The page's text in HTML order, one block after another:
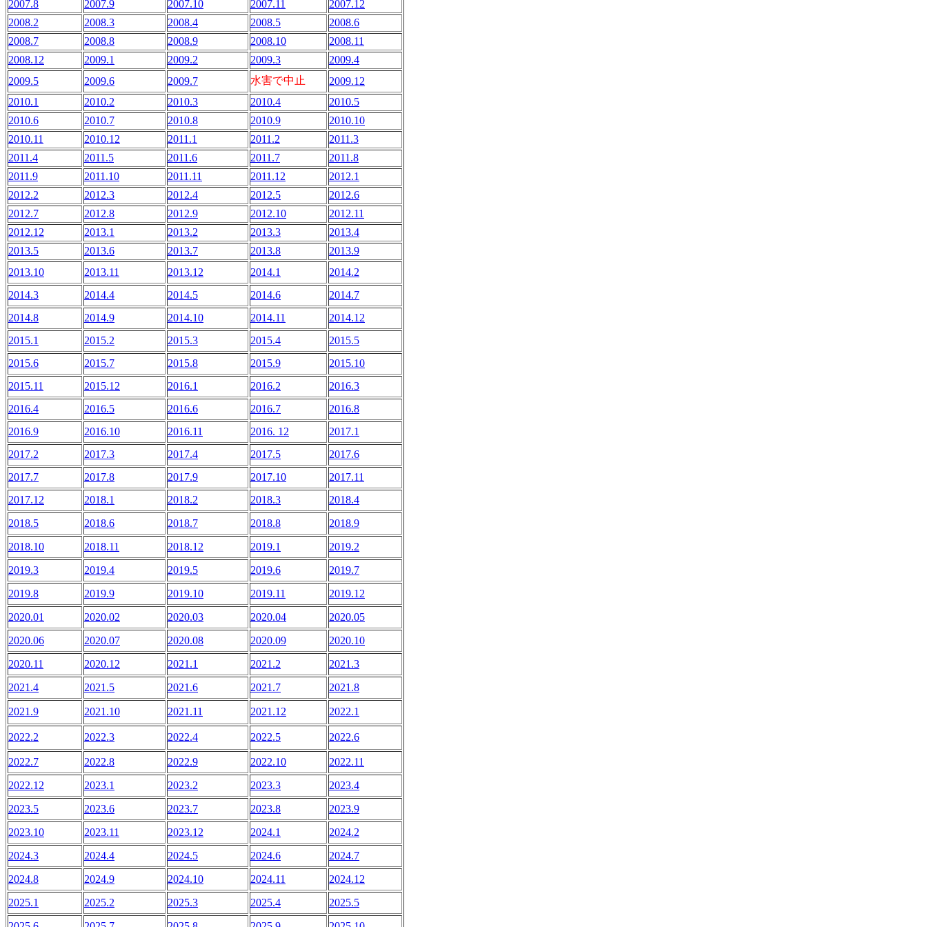
2007.8 2007.9 2007.10 2007.11
2007.12
2008.2
2008.3 2008.4 2008.5
2008.6
2008.7
2008.8 2008.9 2008.10
2008.11
2008.12
2009.1 2009.2 2009.3
2009.4
2009.5
2009.6 2009.7 水害で中止
2009.12
2010.1
2010.2 2010.3 2010.4
2010.5
2010.6
2010.7 2010.8 2010.9
2010.10
2010.11
2010.12 2011.1 2011.2
2011.3
2011.4
2011.5 2011.6 2011.7
2011.8
2011.9
2011.10 2011.11 2011.12
2012.1
2012.2
2012.3 2012.4 2012.5
2012.6
2012.7
2012.8 2012.9 2012.10
2012.11
2012.12
2013.1 2013.2 2013.3
2013.4
2013.5
2013.6 2013.7 2013.8
2013.9
2013.10
2013.11 2013.12 2014.1
2014.2
2014.3
2014.4 2014.5 2014.6
2014.7
2014.8
2014.9 2014.10 2014.11
2014.12
2015.1
2015.2 2015.3 2015.4
2015.5
2015.6
2015.7 2015.8 2015.9
2015.10
2015.11
2015.12 2016.1 2016.2
2016.3
2016.4
2016.5 2016.6 2016.7
2016.8
2016.9
2016.10 2016.11 2016. 12
2017.1
2017.2
2017.3 2017.4 2017.5
2017.6
2017.7
2017.8 2017.9 2017.10
2017.11
2017.12
2018.1 2018.2 2018.3
2018.4
2018.5
2018.6 2018.7 2018.8
2018.9
2018.10
2018.11 2018.12 2019.1
2019.2
2019.3
2019.4 2019.5 2019.6
2019.7
2019.8
2019.9 2019.10 2019.11
2019.12
2020.01
2020.02 2020.03 2020.04
2020.05
2020.06
2020.07 2020.08 2020.09
2020.10
2020.11
2020.12 2021.1 2021.2
2021.3
2021.4
2021.5 2021.6 2021.7 2021.8
2021.9 2021.10 2021.11 2021.12 2022.1
2022.2 2022.3 2022.4 2022.5 2022.6
2022.7 2022.8 2022.9 2022.10
2022.11
2022.12
2023.1 2023.2 2023.3
2023.4
2023.5
2023.6 2023.7 2023.8
2023.9
2023.10
2023.11 2023.12 2024.1
2024.2
2024.3
2024.4 2024.5 2024.6
2024.7
2024.8
2024.9 2024.10 2024.11
2024.12
2025.1
2025.2 2025.3 2025.4
2025.5